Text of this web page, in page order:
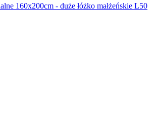
160x200cm - duże łóżko małżeńskie L50